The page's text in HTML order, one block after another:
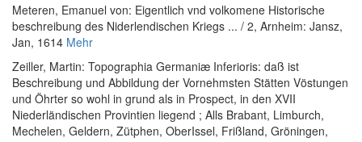
Meteren, Emanuel von: Eigentlich vnd volkomene Historische
beschreibung des Niderlendischen Kriegs ... / 2, Arnheim: Jansz,
Jan, 1614 Mehr
Zeiller, Martin: Topographia Germaniæ Inferioris: daß ist
Beschreibung und Abbildung der Vornehmsten Stätten Vöstungen
und Öhrter so wohl in grund als in Prospect, in den XVII
Niederländischen Provintien liegend ; Alls Brabant, Limburch,
Mechelen, Geldern, Zütphen, OberIssel, Frißland, Gröningen,